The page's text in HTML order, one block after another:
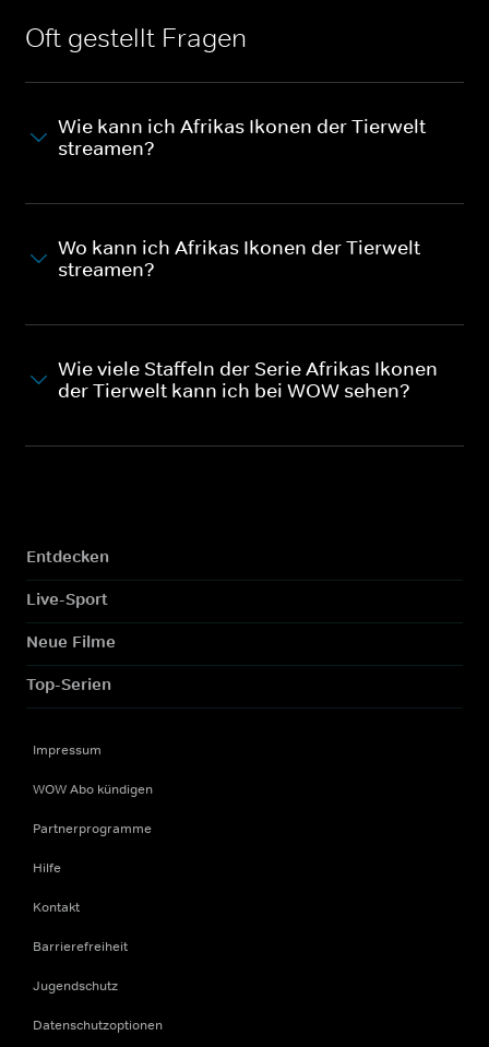
Oft gestellt Fragen
Wie kann ich Afrikas Ikonen der Tierwelt
streamen?
Wo kann ich Afrikas Ikonen der Tierwelt
streamen?
Wie viele Staffeln der Serie Afrikas Ikonen
der Tierwelt kann ich bei WOW sehen?
Entdecken
Live-Sport
Neue Filme
Top-Serien
Impressum
WOW Abo kündigen
Partnerprogramme
Hilfe
Kontakt
Barrierefreiheit
Jugendschutz
Datenschutzoptionen